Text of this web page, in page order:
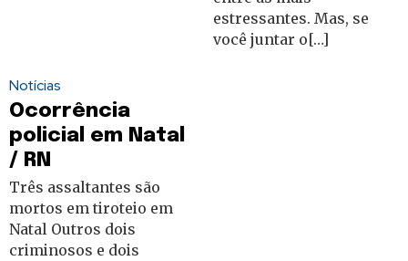
estressantes. Mas, se
você juntar o[…]
Notícias
Ocorrência
policial em Natal
/ RN
Três assaltantes são
mortos em tiroteio em
Natal Outros dois
criminosos e dois